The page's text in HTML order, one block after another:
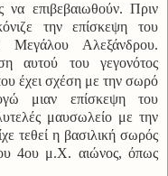
επιβεβαιωθούν. Πριν
την επίσκεψη του
Αλεξάνδρου.
αυτού του γεγονότος
έχει σχέση με την σωρό
μιαν επίσκεψη του
μαυσωλείο με την
τεθεί η βασιλική σωρός
4ου μ.Χ. αιώνος, όπως